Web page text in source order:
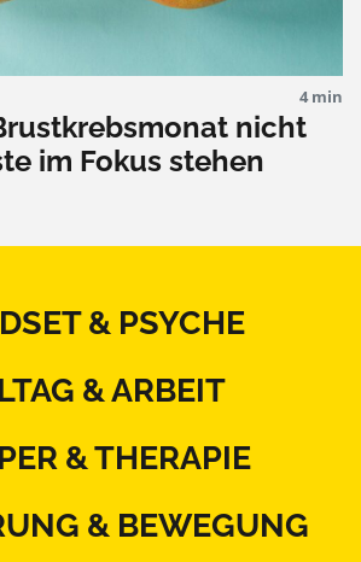
4 min
nicht
im Fokus stehen
& PSYCHE
& ARBEIT
& THERAPIE
& BEWEGUNG